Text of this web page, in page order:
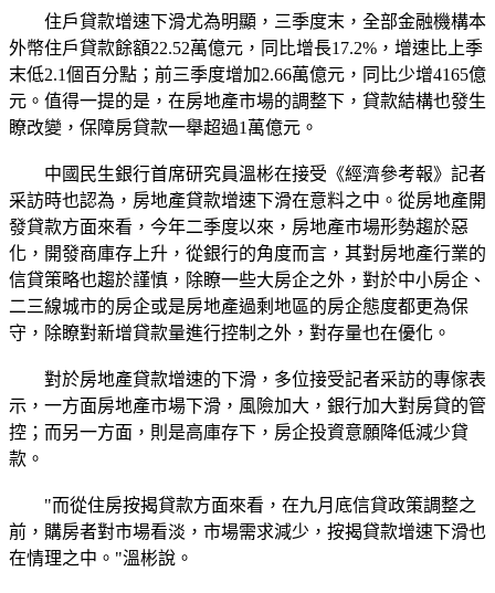
住戶貸款增速下滑尤為明顯，三季度末，全部金融機構本
外幣住戶貸款餘額22.52萬億元，同比增長17.2%，增速比上季
末低2.1個百分點；前三季度增加2.66萬億元，同比少增4165億
元。值得一提的是，在房地產市場的調整下，貸款結構也發生
瞭改變，保障房貸款一舉超過1萬億元。
中國民生銀行首席研究員溫彬在接受《經濟參考報》記者
采訪時也認為，房地產貸款增速下滑在意料之中。從房地產開
發貸款方面來看，今年二季度以來，房地產市場形勢趨於惡
化，開發商庫存上升，從銀行的角度而言，其對房地產行業的
信貸策略也趨於謹慎，除瞭一些大房企之外，對於中小房企、
二三線城市的房企或是房地產過剩地區的房企態度都更為保
守，除瞭對新增貸款量進行控制之外，對存量也在優化。
對於房地產貸款增速的下滑，多位接受記者采訪的專傢表
示，一方面房地產市場下滑，風險加大，銀行加大對房貸的管
控；而另一方面，則是高庫存下，房企投資意願降低減少貸
款。
"而從住房按揭貸款方面來看，在九月底信貸政策調整之
前，購房者對市場看淡，市場需求減少，按揭貸款增速下滑也
在情理之中。"溫彬說。